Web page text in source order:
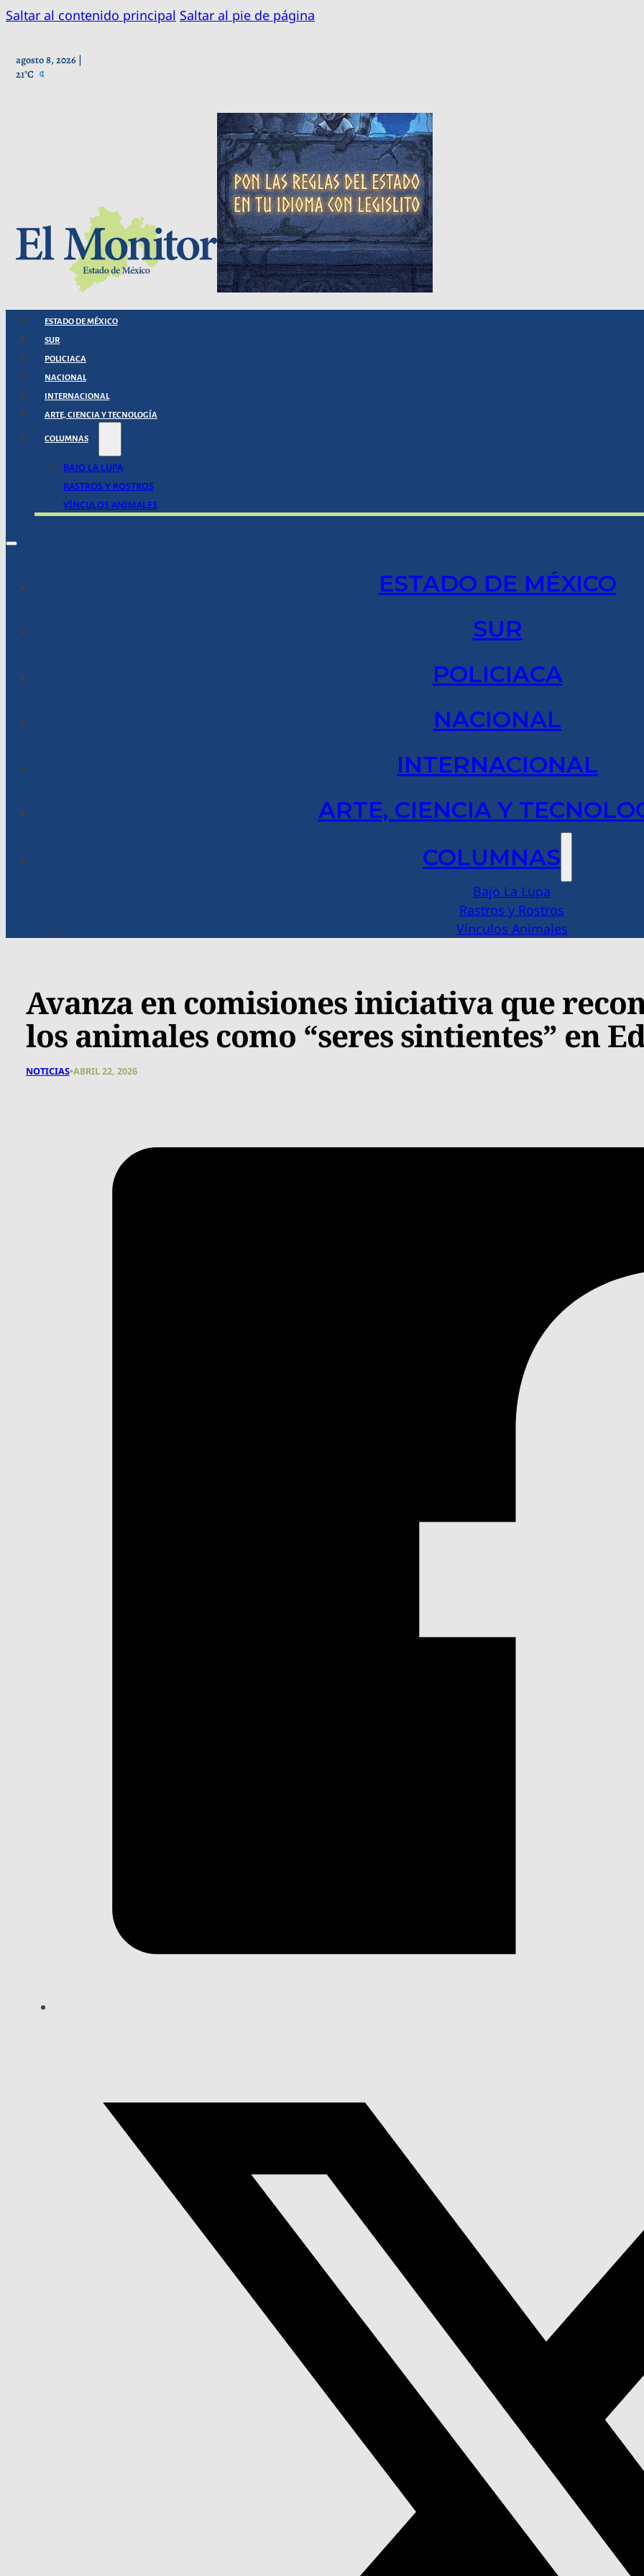
Saltar al contenido principal Saltar al pie de página
agosto 8, 2026 |
21°C
ESTADO DE MÉXICO
SUR
POLICIACA
NACIONAL
INTERNACIONAL
ARTE, CIENCIA Y TECNOLOGÍA
COLUMNAS
BAJO LA LUPA
RASTROS Y ROSTROS
VÍNCULOS ANIMALES
ESTADO DE MÉXICO
SUR
POLICIACA
NACIONAL
INTERNACIONAL
ARTE, CIENCIA Y
COLUMNAS
Bajo La Lupa
Rastros y Rostros
Vínculos Animales
Avanza en comisiones iniciativa que
los animales como “seres sintientes” en
NOTICIAS•ABRIL 22, 2026